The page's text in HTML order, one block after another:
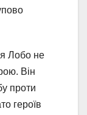
Лобо не
Він
проти
героїв